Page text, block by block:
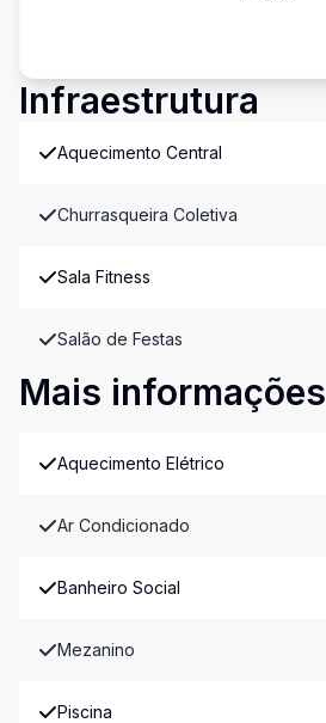
Infraestrutura
Aquecimento Central
Churrasqueira Coletiva
Sala Fitness
Salão de Festas
Mais informações
Aquecimento Elétrico
Ar Condicionado
Banheiro Social
Mezanino
Piscina